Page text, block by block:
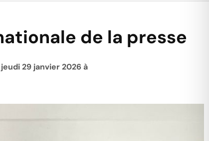
de la presse
29 janvier 2026 à